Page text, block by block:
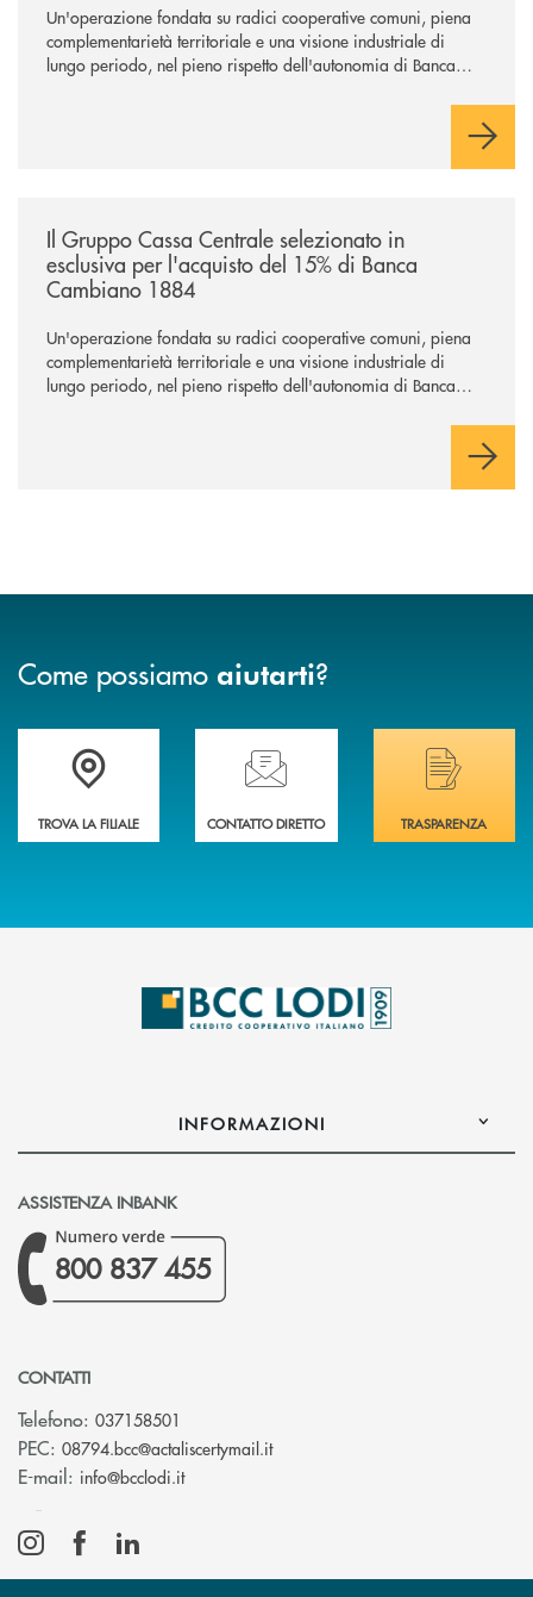
Un'operazione fondata su radici cooperative comuni, piena
complementarietà territoriale e una visione industriale di
lungo periodo, nel pieno rispetto dell'autonomia di Banca
negoziazione esclusiva per la finalizzazione dell’operazione.
Il Gruppo Cassa Centrale selezionato in
esclusiva per l'acquisto del 15% di Banca
Cambiano 1884
Un'operazione fondata su radici cooperative comuni, piena
complementarietà territoriale e una visione industriale di
lungo periodo, nel pieno rispetto dell'autonomia di Banca
negoziazione esclusiva per la finalizzazione dell’operazione.
Come possiamo aiutarti?
Trova la filiale più vicina a Te
TROVA LA FILIALE
Hai bisogno di assistenza immediata?
CONTATTO DIRETTO
Hai bisogno di
TRASPARENZA
INFORMAZIONI
ASSISTENZA INBANK
800 837 455
CONTATTI
Telefono: 037158501
PEC: 08794.bcc@actaliscertymail.it(si apre l’app di posta
E-mail: info@bcclodi.it(si apre l’app di posta elettronica)